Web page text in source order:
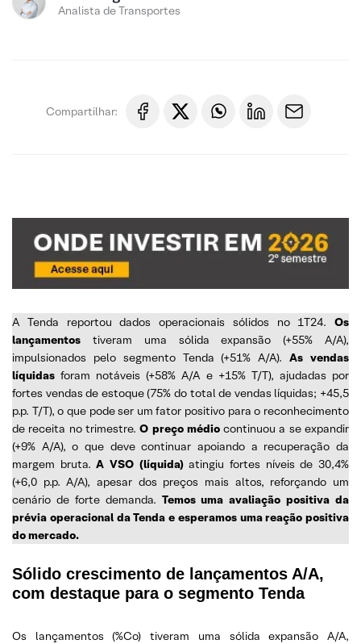
Analista de Transportes
Compartilhar:
A Tenda reportou dados operacionais sólidos no 1T24. Os
lançamentos tiveram uma sólida expansão (+55% A/A),
impulsionados pelo segmento Tenda (+51% A/A).As vendas
líquidas foram notáveis (+58% A/A e +15% T/T), ajudadas por
fortes vendas de estoque (75% do total de vendas líquidas; +45,5
p.p. T/T), o que pode ser um fator positivo para o reconhecimento
de receita no trimestre.O preço médiocontinuou a se expandir
(+9% A/A), o que deve continuar apoiando a recuperação da
margem bruta.A VSO (líquida)atingiu fortes níveis de 30,4%
(+6,0 p.p. A/A), apesar dos preços mais altos, reforçando um
cenário de forte demanda. Temos uma avaliação positiva da
prévia operacional da Tenda e esperamos uma reação positiva
do mercado.
Sólido crescimento de lançamentos A/A,
com destaque para o segmento Tenda
Os lançamentos (%Co) tiveram uma sólida expansão A/A,